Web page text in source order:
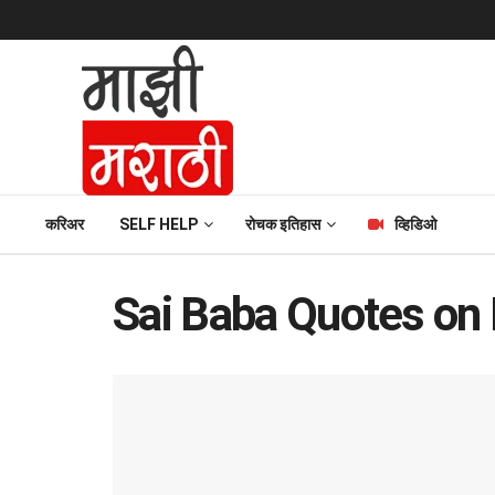
करिअर SELF HELP रोचक इतिहास व्हिडिओ
Sai Baba Quotes on